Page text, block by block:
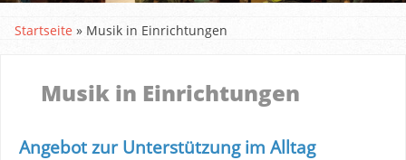
Startseite » Musik in Einrichtungen
Musik in Einrichtungen
Angebot zur Unterstützung im Alltag